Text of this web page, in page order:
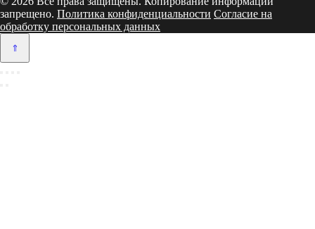
запрещено. Политика конфиденциальности Согласие на
обработку персональных данных